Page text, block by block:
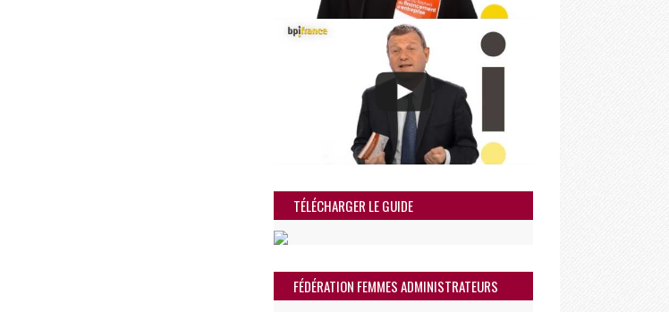
TÉLÉCHARGER LE GUIDE
FÉDÉRATION FEMMES ADMINISTRATEURS